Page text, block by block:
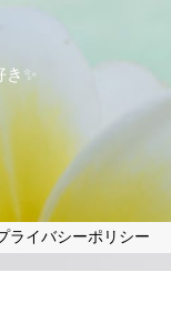
✨
ライバシーポリシー